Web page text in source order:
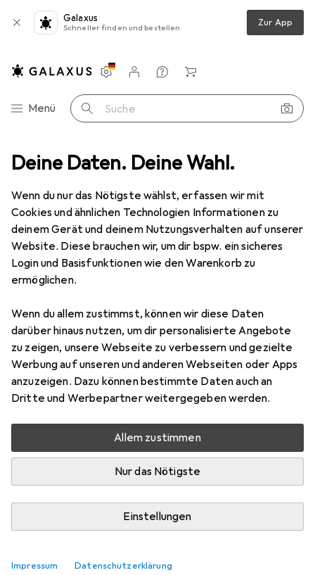
Deine Daten. Deine Wahl.
Wenn du nur das Nötigste wählst, erfassen wir mit
Cookies und ähnlichen Technologien Informationen zu
deinem Gerät und deinem Nutzungsverhalten auf unserer
Website. Diese brauchen wir, um dir bspw. ein sicheres
Login und Basisfunktionen wie den Warenkorb zu
ermöglichen.
Wenn du allem zustimmst, können wir diese Daten
darüber hinaus nutzen, um dir personalisierte Angebote
zu zeigen, unsere Webseite zu verbessern und gezielte
Werbung auf unseren und anderen Webseiten oder Apps
anzuzeigen. Dazu können bestimmte Daten auch an
Dritte und Werbepartner weitergegeben werden.
Allem zustimmen
Nur das Nötigste
Einstellungen
Impressum Datenschutzerklärung
Galaxus
Schneller finden und bestellen Zur App
Navigation nach Kategorien
Menü Suche
Einstellungen
Kundenkonto
Vergleichslisten
Merklisten
Warenkorb
TV Wandhalterung Vogels PFW 3040 WALLMOUNT TURN/TILT
9 Bilder
Vogels PFW 3040 WALLMOUNT
TURN/TILT
Wand, 35 kg, 32" - 55"
Preis in EUR inkl. MwSt.
EUR
171,52
Bewertungen Marke
Mehr von Vogels
Nur 4 Stück an Lager beim Lieferanten
Lieferort angeben für genaue Lieferzeit
In den Warenkorb
Vergleichen